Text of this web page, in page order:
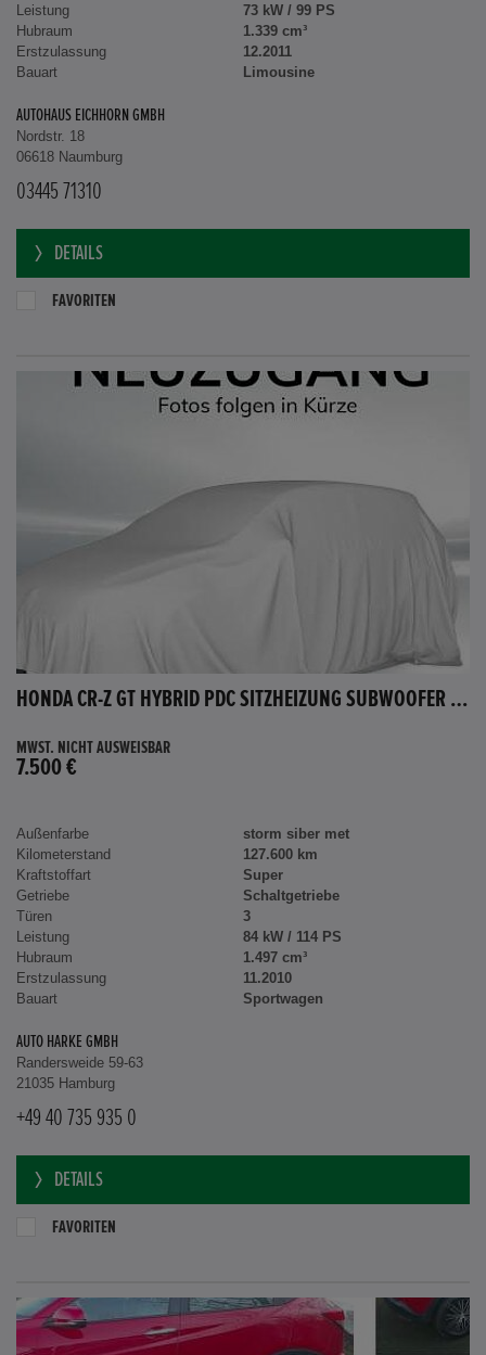
Leistung
73 kW / 99 PS
Hubraum
1.339 cm³
Erstzulassung
12.2011
Bauart
Limousine
AUTOHAUS EICHHORN GMBH
Nordstr. 18
06618 Naumburg
03445 71310
DETAILS
FAVORITEN
HONDA CR-Z GT HYBRID PDC SITZHEIZUNG SUBWOOFER BLUETOOTH
MWST. NICHT AUSWEISBAR
7.500 €
Außenfarbe
storm siber met
Kilometerstand
127.600 km
Kraftstoffart
Super
Getriebe
Schaltgetriebe
Türen
3
Leistung
84 kW / 114 PS
Hubraum
1.497 cm³
Erstzulassung
11.2010
Bauart
Sportwagen
AUTO HARKE GMBH
Randersweide 59-63
21035 Hamburg
+49 40 735 935 0
DETAILS
FAVORITEN